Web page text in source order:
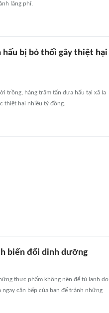
lãng phí.
bị bỏ thối gây thiệt hại
trồng, hàng trăm tấn dưa hấu tại xã Ia
thiệt hại nhiều tỷ đồng.
biến đổi dinh dưỡng
thực phẩm không nên để tủ lạnh do
căn bếp của bạn để tránh những